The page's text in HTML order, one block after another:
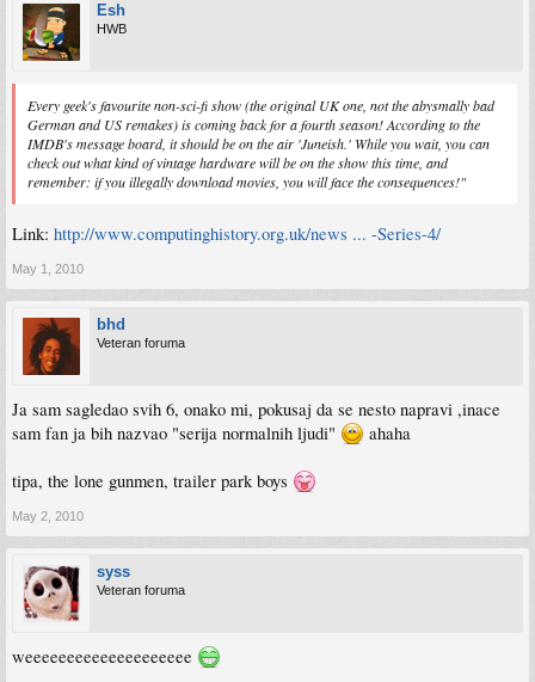
Esh
HWB
Every geek's favourite non-sci-fi show (the original UK one, not the abysmally bad
German and US remakes) is coming back for a fourth season! According to the
IMDB's message board, it should be on the air 'Juneish.' While you wait, you can
check out what kind of vintage hardware will be on the show this time, and
remember: if you illegally download movies, you will face the consequences!"
Link: http://www.computinghistory.org.uk/news ... -Series-4/
May 1, 2010
bhd
Veteran foruma
Ja sam sagledao svih 6, onako mi, pokusaj da se nesto napravi ,inace
sam fan ja bih nazvao "serija normalnih ljudi"
ahaha
tipa, the lone gunmen, trailer park boys
May 2, 2010
syss
Veteran foruma
weeeeeeeeeeeeeeeeeeee